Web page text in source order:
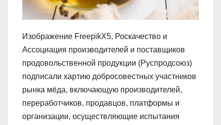
Изображение FreepikХ5, Роскачество и
Ассоциация производителей и поставщиков
продовольственной продукции (Руспродсоюз)
подписали хартию добросовестных участников
рынка мёда, включающую производителей,
переработчиков, продавцов, платформы и
организации, осуществляющие испытания